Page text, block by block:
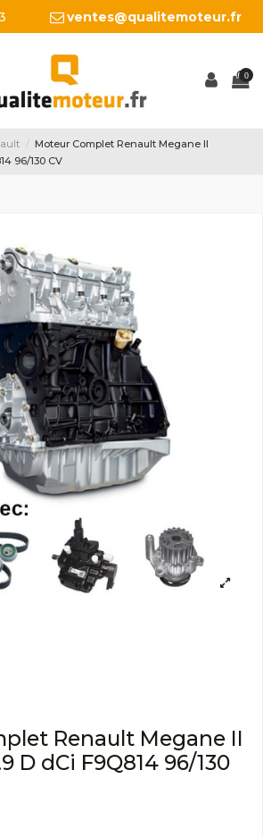
ventes@qualitemoteur.fr
0
Moteur Complet Renault Megane II
96/130 CV
Renault Megane II
D dCi F9Q814 96/130